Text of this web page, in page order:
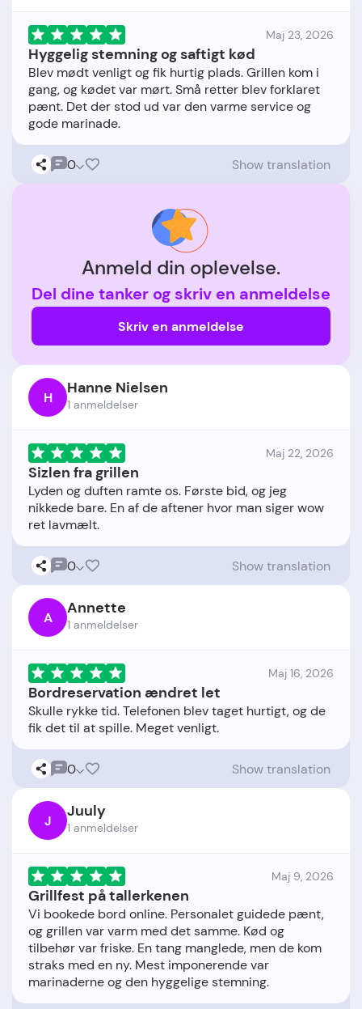
Maj 23, 2026
Hyggelig stemning og saftigt kød
Blev mødt venligt og fik hurtig plads. Grillen kom i
gang, og kødet var mørt. Små retter blev forklaret
pænt. Det der stod ud var den varme service og
0 Show translation
Anmeld din oplevelse.
Del dine tanker og skriv en anmeldelse
Skriv en anmeldelse
H Hanne Nielsen
1 anmeldelser
Maj 22, 2026
Sizlen fra grillen
Lyden og duften ramte os. Første bid, og jeg
nikkede bare. En af de aftener hvor man siger wow
0 Show translation
A Annette
1 anmeldelser
Maj 16, 2026
Bordreservation ændret let
Skulle rykke tid. Telefonen blev taget hurtigt, og de
0 Show translation
J Juuly
1 anmeldelser
Maj 9, 2026
Grillfest på tallerkenen
Vi bookede bord online. Personalet guidede pænt,
og grillen var varm med det samme. Kød og
tilbehør var friske. En tang manglede, men de kom
straks med en ny. Mest imponerende var